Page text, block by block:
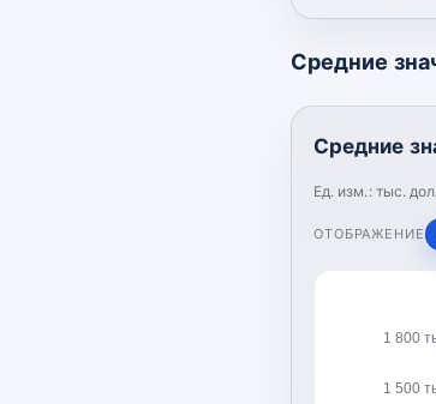
Средние
Средние
Ед. изм.: тыс.
ОТОБРАЖЕНИЕ
1 500
1 800